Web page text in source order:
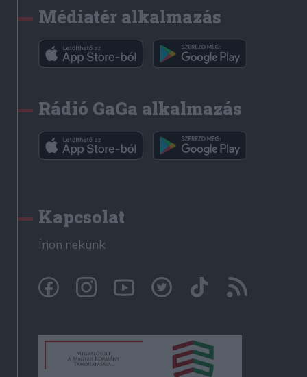
Médiatér alkalmazás
Rádió GaGa alkalmazás
Kapcsolat
Írjon nekünk